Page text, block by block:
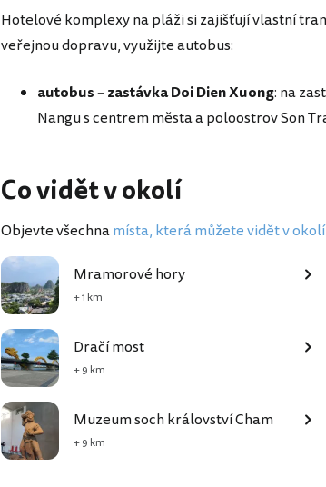
Hotelové komplexy na pláži si zajišťují vlastní
veřejnou dopravu, využijte autobus:
autobus – zastávka Doi Dien Xuong: na
Nangu s centrem města a poloostrov Son
Co vidět v okolí
Objevte všechnamísta, která můžete vidět v
Mramorové hory
+ 1 km
Dračí most
+ 9 km
Muzeum soch království Cham
+ 9 km